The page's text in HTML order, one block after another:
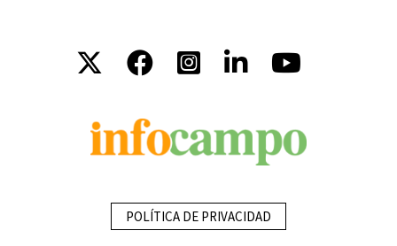
POLÍTICA DE PRIVACIDAD